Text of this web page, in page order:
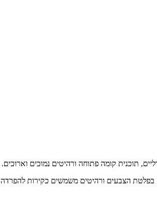
תוכנית קומה פתוחה ורהיטים נמוכים וארוכים.
הצבעים ורהיטים משמשים כקירות